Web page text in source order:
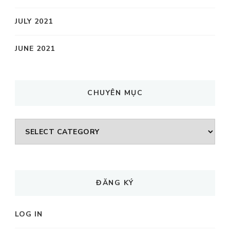
JULY 2021
JUNE 2021
CHUYÊN MỤC
CHUYÊN
MỤC
ĐĂNG KÝ
LOG IN